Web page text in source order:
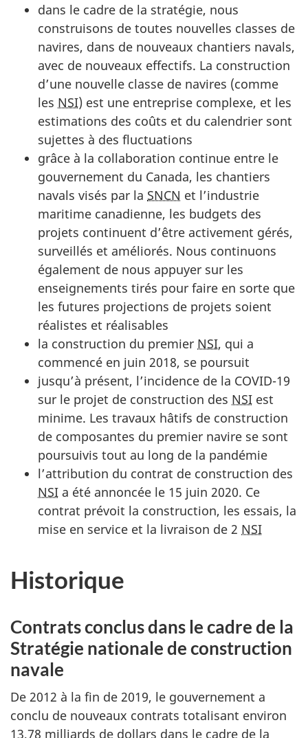
dans le cadre de la stratégie, nous
construisons de toutes nouvelles classes de
navires, dans de nouveaux chantiers navals,
avec de nouveaux effectifs. La construction
d’une nouvelle classe de navires (comme
les NSI) est une entreprise complexe, et les
estimations des coûts et du calendrier sont
sujettes à des fluctuations
grâce à la collaboration continue entre le
gouvernement du Canada, les chantiers
navals visés par la SNCN et l’industrie
maritime canadienne, les budgets des
projets continuent d’être activement gérés,
surveillés et améliorés. Nous continuons
également de nous appuyer sur les
enseignements tirés pour faire en sorte que
les futures projections de projets soient
réalistes et réalisables
la construction du premier NSI, qui a
commencé en juin 2018, se poursuit
jusqu’à présent, l’incidence de la COVID-19
sur le projet de construction des NSI est
minime. Les travaux hâtifs de construction
de composantes du premier navire se sont
poursuivis tout au long de la pandémie
l’attribution du contrat de construction des
NSI a été annoncée le 15 juin 2020. Ce
contrat prévoit la construction, les essais, la
mise en service et la livraison de 2 NSI
Historique
Contrats conclus dans le cadre de la
Stratégie nationale de construction
navale
De 2012 à la fin de 2019, le gouvernement a
conclu de nouveaux contrats totalisant environ
13,78 milliards de dollars dans le cadre de la